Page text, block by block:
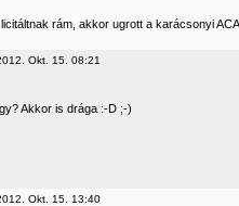
rám, akkor ugrott a karácsonyi
Okt. 15. 08:21
Akkor is drága :-D ;-)
Okt. 15. 13:40